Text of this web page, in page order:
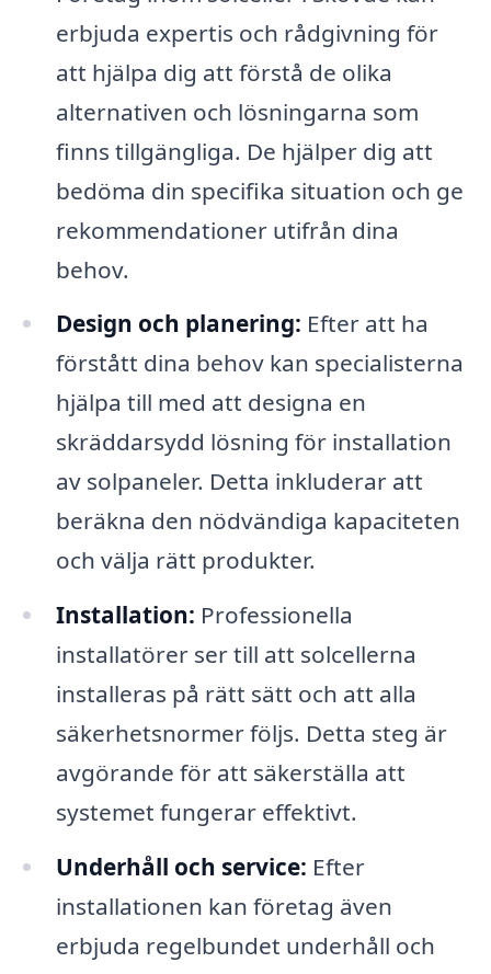
erbjuda expertis och rådgivning för
att hjälpa dig att förstå de olika
alternativen och lösningarna som
finns tillgängliga. De hjälper dig att
bedöma din specifika situation och ge
rekommendationer utifrån dina
behov.
Design och planering: Efter att ha
förstått dina behov kan specialisterna
hjälpa till med att designa en
skräddarsydd lösning för installation
av solpaneler. Detta inkluderar att
beräkna den nödvändiga kapaciteten
och välja rätt produkter.
Installation: Professionella
installatörer ser till att solcellerna
installeras på rätt sätt och att alla
säkerhetsnormer följs. Detta steg är
avgörande för att säkerställa att
systemet fungerar effektivt.
Underhåll och service: Efter
installationen kan företag även
erbjuda regelbundet underhåll och